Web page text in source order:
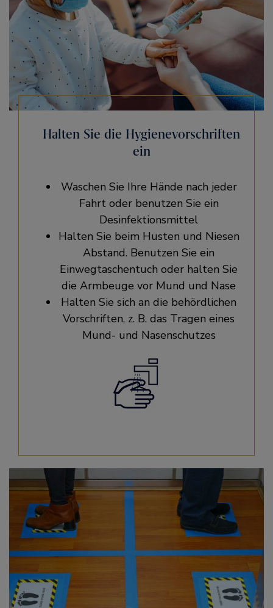
Halten Sie die Hygienevorschriften
ein
Waschen Sie Ihre Hände nach jeder
Fahrt oder benutzen Sie ein
Desinfektionsmittel
Halten Sie beim Husten und Niesen
Abstand. Benutzen Sie ein
Einwegtaschentuch oder halten Sie
die Armbeuge vor Mund und Nase
Halten Sie sich an die behördlichen
Vorschriften, z. B. das Tragen eines
Mund- und Nasenschutzes